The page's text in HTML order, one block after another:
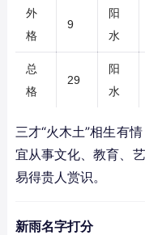
外
格
9
阳
水
总
格
29
阳
水
三才“火木土”相生有
宜从事文化、教育、
易得贵人赏识。
新雨名字打分